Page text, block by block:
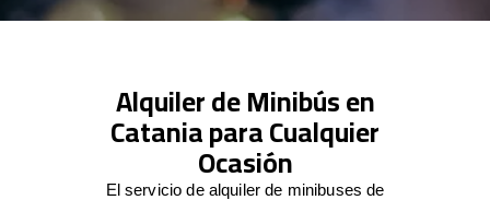
Alquiler de Minibús en
Catania para Cualquier
Ocasión
El servicio de alquiler de minibuses de